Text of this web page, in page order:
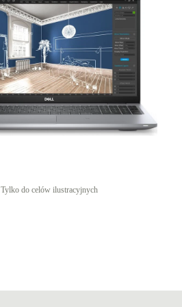
Tylko do celów ilustracyjnych